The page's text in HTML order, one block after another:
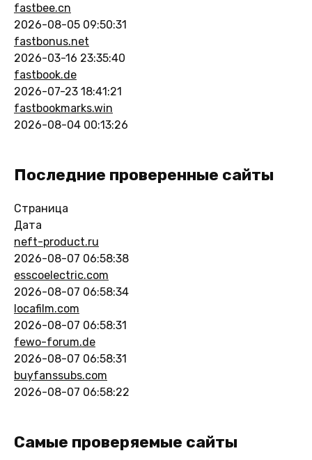
fastbee.cn
2026-08-05 09:50:31
fastbonus.net
2026-03-16 23:35:40
fastbook.de
2026-07-23 18:41:21
fastbookmarks.win
2026-08-04 00:13:26
Последние проверенные сайты
Страница
Дата
neft-product.ru
2026-08-07 06:58:38
esscoelectric.com
2026-08-07 06:58:34
locafilm.com
2026-08-07 06:58:31
fewo-forum.de
2026-08-07 06:58:31
buyfanssubs.com
2026-08-07 06:58:22
Самые проверяемые сайты